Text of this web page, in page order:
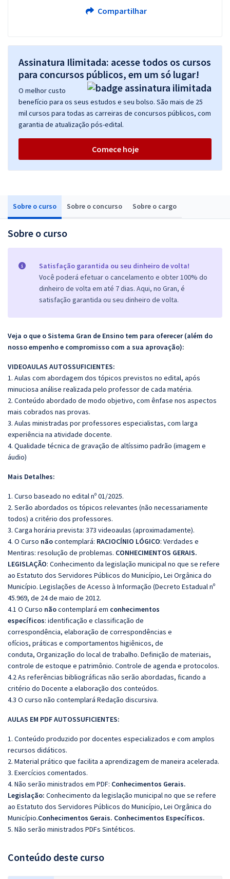
Sobre o curso Sobre o concurso Sobre o cargo
Sobre o curso
Satisfação garantida ou seu dinheiro de volta!
Você poderá efetuar o cancelamento e obter 100% do
dinheiro de volta em até 7 dias. Aqui, no Gran, é
satisfação garantida ou seu dinheiro de volta.
Veja o que o Sistema Gran de Ensino tem para oferecer (além do
nosso empenho e compromisso com a sua aprovação):
VIDEOAULAS AUTOSSUFICIENTES:
1. Aulas com abordagem dos tópicos previstos no edital, após
minuciosa análise realizada pelo professor de cada matéria.
2. Conteúdo abordado de modo objetivo, com ênfase nos aspectos
mais cobrados nas provas.
3. Aulas ministradas por professores especialistas, com larga
experiência na atividade docente.
4. Qualidade técnica de gravação de altíssimo padrão (imagem e
áudio)
Mais Detalhes:
1. Curso baseado no edital nº 01/2025.
2. Serão abordados os tópicos relevantes (não necessariamente
todos) a critério dos professores.
3. Carga horária prevista: 373 videoaulas (aproximadamente).
4. O Curso nãocontemplará: RACIOCÍNIO LÓGICO: Verdades e
Mentiras: resolução de problemas. CONHECIMENTOS GERAIS.
LEGISLAÇÃO: Conhecimento da legislação municipal no que se refere
ao Estatuto dos Servidores Públicos do Município, Lei Orgânica do
Município. Legislações de Acesso à Informação (Decreto Estadual nº
45.969, de 24 de maio de 2012.
4.1 O Curso nãocontemplará em conhecimentos
específicos: identificação e classificação de
correspondência, elaboração de correspondências e
ofícios, práticas e comportamentos higiênicos, de
conduta, Organização do local de trabalho. Definição de materiais,
controle de estoque e patrimônio. Controle de agenda e protocolos.
4.2 As referências bibliográficas não serão abordadas, ficando a
critério do Docente a elaboração dos conteúdos.
4.3 O curso não contemplará Redação discursiva.
AULAS EM PDF AUTOSSUFICIENTES:
1. Conteúdo produzido por docentes especializados e com amplos
recursos didáticos.
2. Material prático que facilita a aprendizagem de maneira acelerada.
3. Exercícios comentados.
4. Não serão ministrados em PDF: Conhecimentos Gerais.
Legislação: Conhecimento da legislação municipal no que se refere
ao Estatuto dos Servidores Públicos do Município, Lei Orgânica do
Município.Conhecimentos Gerais. Conhecimentos Específicos.
5. Não serão ministrados PDFs Sintéticos.
Conteúdo deste curso
Compartilhar
Assinatura Ilimitada: acesse todos os cursos
para concursos públicos, em um só lugar!
O melhor custo
benefício para os seus estudos e seu bolso. São mais de 25
mil cursos para todas as carreiras de concursos públicos, com
garantia de atualização pós-edital.
Comece hoje